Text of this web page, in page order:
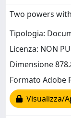
Two powers
Tipologia:
Licenza: NON
Dimensione
Formato Adobe
Visualizza/